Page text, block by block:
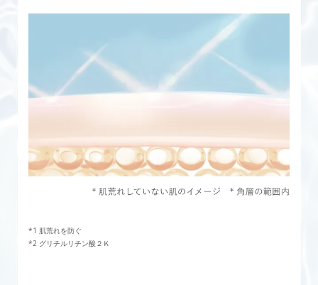
肌荒れを防ぐ
グリチルリチン酸２Ｋ